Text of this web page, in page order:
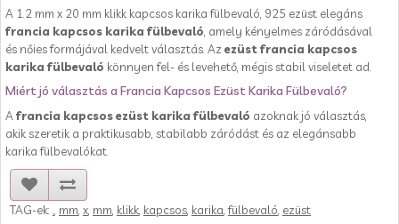
A 1.2 mm x 20 mm klikk kapcsos karika fülbevaló, 925 ezüst elegáns
francia kapcsos karika fülbevaló , amely kényelmes záródásával
és nőies formájával kedvelt választás. Az ezüst francia kapcsos
karika fülbevaló könnyen fel- és levehető, mégis stabil viseletet ad.
Miért jó választás a Francia Kapcsos Ezüst Karika Fülbevaló?
A francia kapcsos ezüst karika fülbevaló azoknak jó választás,
akik szeretik a praktikusabb, stabilabb záródást és az elegánsabb
karika fülbevalókat.
TAG-ek: mm x mm klikk kapcsos karika ,fülbevaló ezüst